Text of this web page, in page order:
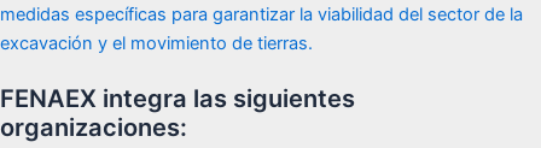
medidas específicas para garantizar la viabilidad del sector de la
excavación y el movimiento de tierras.
FENAEX integra las siguientes
organizaciones: